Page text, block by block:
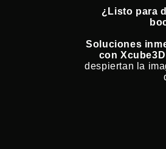
¿Listo para
Soluciones
con Xcube3D
despiertan la